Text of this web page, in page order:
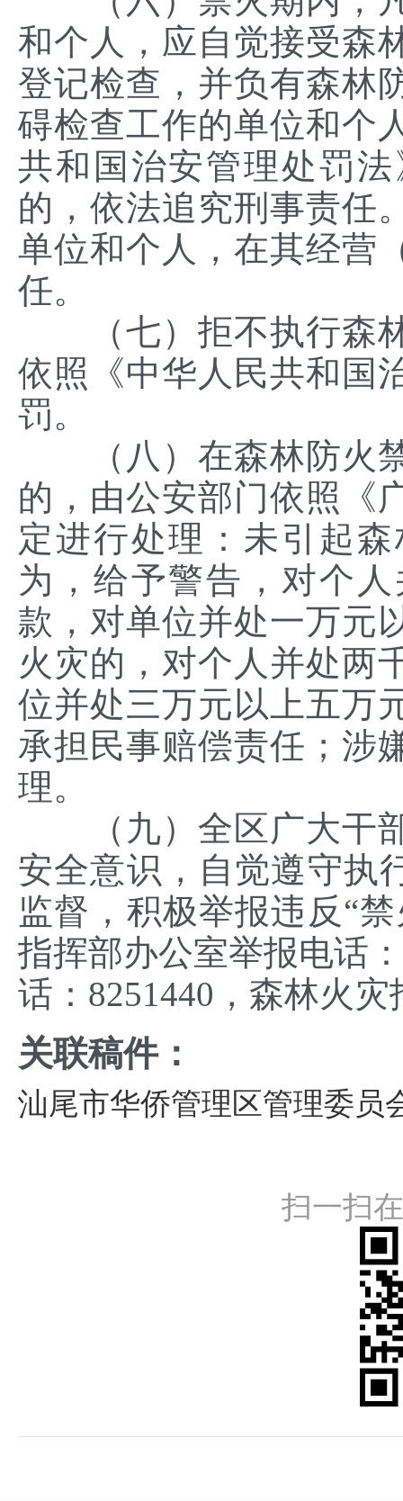
和个人，应自觉接受森
登记检查，并负有森林
碍检查工作的单位和个
共和国治安管理处罚
的，依法追究刑事责任
单位和个人，在其经营
任。
（七）拒不执行森林
依照《中华人民共和国
罚。
（八）在森林防火禁
的，由公安部门依照《
定进行处理：未引起
为，给予警告，对个
款，对单位并处一万元
火灾的，对个人并处两
位并处三万元以上五万
承担民事赔偿责任；涉
理。
（九）全区广大干部
安全意识，自觉遵守执
监督，积极举报违反“
指挥部办公室举报电话
话：8251440，森林火
关联稿件：
汕尾市华侨管理区管理委员
扫一扫